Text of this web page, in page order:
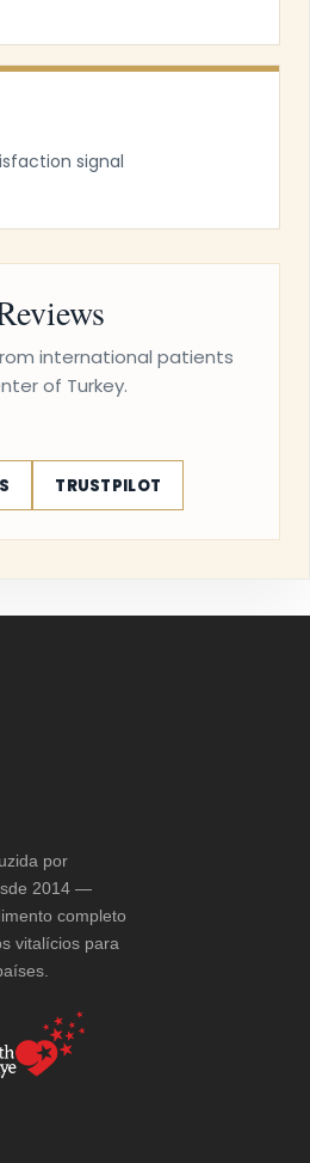
signal
international patients
of Turkey.
TRUSTPILOT
por
2014 —
completo
vitalícios para